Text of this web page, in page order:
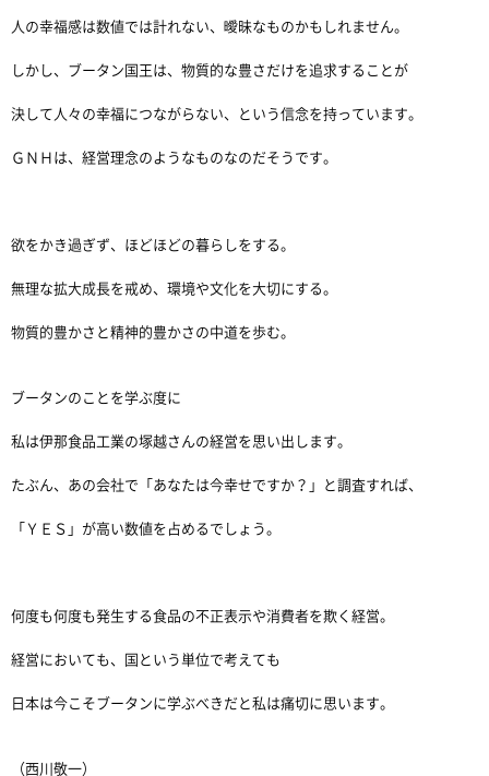
人の幸福感は数値では計れない、曖昧なものかもしれません。
しかし、ブータン国王は、物質的な豊さだけを追求することが
決して人々の幸福につながらない、という信念を持っています。
ＧＮＨは、経営理念のようなものなのだそうです。
欲をかき過ぎず、ほどほどの暮らしをする。
無理な拡大成長を戒め、環境や文化を大切にする。
物質的豊かさと精神的豊かさの中道を歩む。
ブータンのことを学ぶ度に
私は伊那食品工業の塚越さんの経営を思い出します。
たぶん、あの会社で「あなたは今幸せですか？」と調査すれば、
「ＹＥＳ」が高い数値を占めるでしょう。
何度も何度も発生する食品の不正表示や消費者を欺く経営。
経営においても、国という単位で考えても
日本は今こそブータンに学ぶべきだと私は痛切に思います。
（西川敬一）